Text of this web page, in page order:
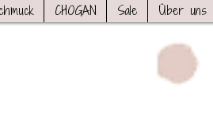
CHOGAN Sale Über uns